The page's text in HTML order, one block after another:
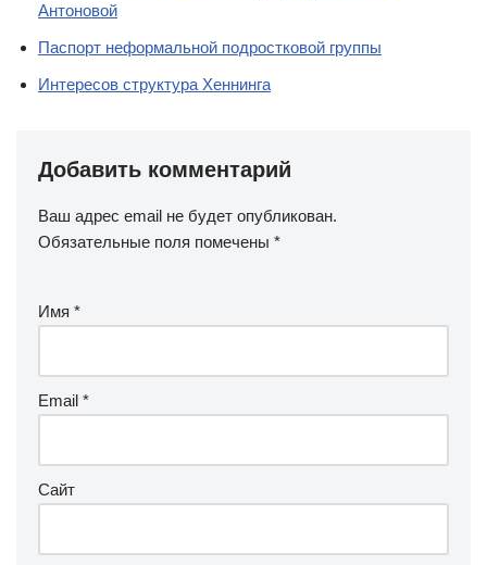
Антоновой
Паспорт неформальной подростковой группы
Интересов структура Хеннинга
Добавить комментарий
Ваш адрес email не будет опубликован.
Обязательные поля помечены *
Имя *
Email *
Сайт